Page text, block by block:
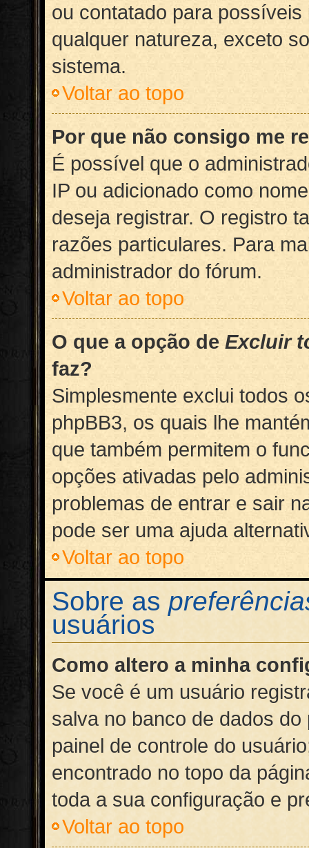
ou contatado para
qualquer natureza, exceto
sistema.
Voltar ao topo
Por que não consigo me
É possível que o
IP ou adicionado como
deseja registrar. O registro
razões particulares. Para
administrador do fórum.
Voltar ao topo
O que a opção de Excluir
faz?
Simplesmente exclui todos
phpBB3, os quais lhe
que também permitem o
opções ativadas pelo
problemas de entrar e sair
pode ser uma ajuda
Voltar ao topo
Sobre as
usuários
Como altero a minha
Se você é um usuário
salva no banco de dados
painel de controle do
encontrado no topo da
toda a sua configuração e
Voltar ao topo